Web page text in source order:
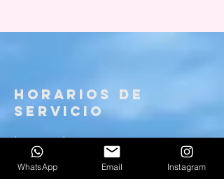
HORARIOS DE
SERVICIO
Lunes a Jueves
10:00 AM - 9:00 PM
Viernes
WhatsApp Email Instagram